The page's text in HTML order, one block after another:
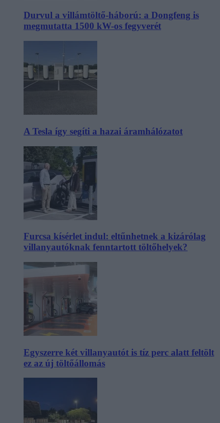
Durvul a villámtöltő-háború: a Dongfeng is
megmutatta 1500 kW-os fegyverét
A Tesla így segíti a hazai áramhálózatot
Furcsa kísérlet indul: eltűnhetnek a kizárólag
villanyautóknak fenntartott töltőhelyek?
Egyszerre két villanyautót is tíz perc alatt feltölt
ez az új töltőállomás